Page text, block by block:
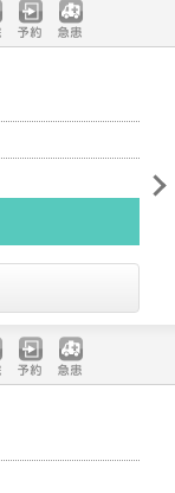
予約 急患
予約 急患